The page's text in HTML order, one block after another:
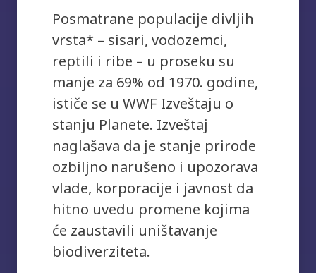
Posmatrane populacije divljih
vrsta* – sisari, vodozemci,
reptili i ribe – u proseku su
manje za 69% od 1970. godine,
ističe se u WWF Izveštaju o
stanju Planete. Izveštaj
naglašava da je stanje prirode
ozbiljno narušeno i upozorava
vlade, korporacije i javnost da
hitno uvedu promene kojima
će zaustavili uništavanje
biodiverziteta.